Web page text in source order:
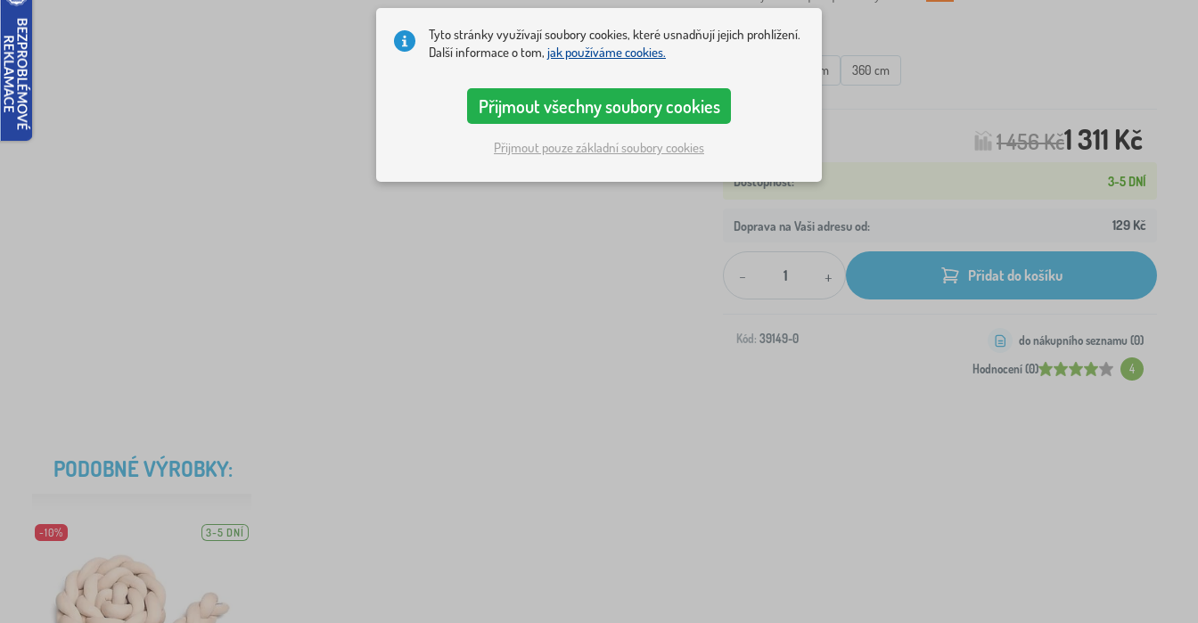
ROZMĚR
220 cm 360 cm
1 456 Kč1 311 Kč
3-5 DNÍ
Doprava na Vaši adresu od: 129 Kč
- + Přidat do košíku
Kód: 39149-0
Hodnocení (0) 4
do nákupního seznamu (0)
PODOBNÉ VÝROBKY:
-10% 3-5 DNÍ
Tyto stránky využívají soubory cookies, které usnadňují jejich prohlížení.
Další informace o tom, jak používáme cookies.
Přijmout všechny soubory cookies
Přijmout pouze základní soubory cookies